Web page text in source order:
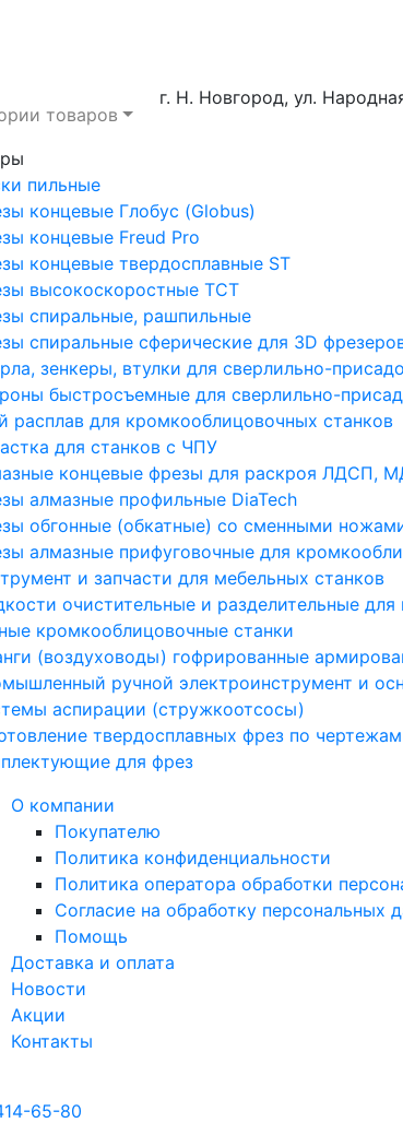
товаров
г. Н. Новгород, ул.
пильные
концевые Глобус (Globus)
концевые Freud Pro
концевые твердосплавные ST
высокоскоростные ТСТ
спиральные, рашпильные
спиральные сферические для 3D
зенкеры, втулки для сверлильно-
быстросъемные для сверлильно-
расплав для кромкооблицовочных станков
для станков с ЧПУ
концевые фрезы для раскроя ЛДСП,
алмазные профильные DiaTech
обгонные (обкатные) со сменными
алмазные прифуговочные для
и запчасти для мебельных станков
очистительные и разделительные
кромкооблицовочные станки
(воздуховоды) гофрированные
ручной электроинструмент и
аспирации (стружкоотсосы)
твердосплавных фрез по чертежам
для фрез
О компании
Покупателю
Политика конфиденциальности
Политика оператора обработки
Согласие на обработку персональных
Помощь
Доставка и оплата
Новости
Акции
Контакты
65-80